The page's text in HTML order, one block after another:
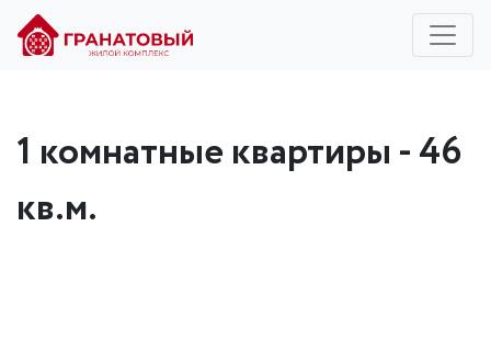
1 комнатные квартиры - 46
кв.м.